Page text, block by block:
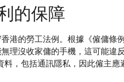
的保障
港的勞工法例。根據《僱傭條
理沒收家傭的手機，這可能違
，包括通訊隱私，因此僱主應